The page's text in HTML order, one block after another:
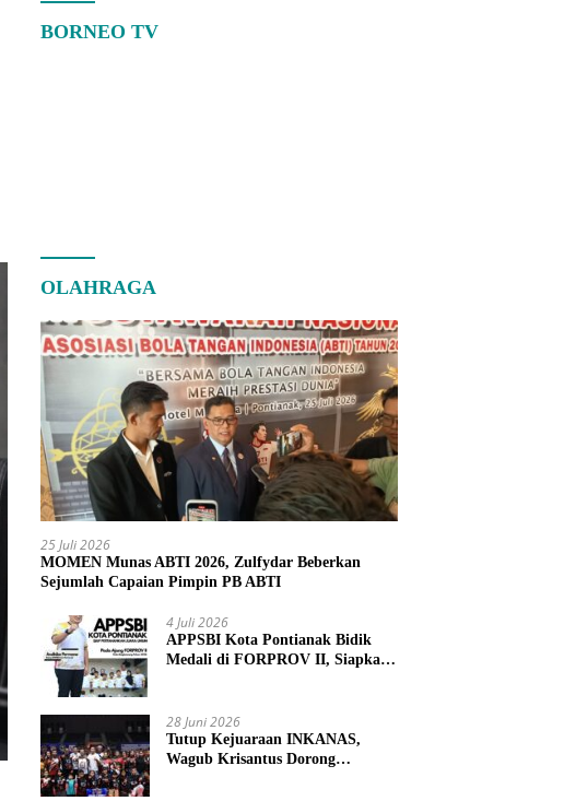
BORNEO TV
OLAHRAGA
25 Juli 2026
MOMEN Munas ABTI 2026, Zulfydar Beberkan
Sejumlah Capaian Pimpin PB ABTI
4 Juli 2026
APPSBI Kota Pontianak Bidik
Medali di FORPROV II, Siapkan
28 Juni 2026
Tutup Kejuaraan INKANAS,
Wagub Krisantus Dorong